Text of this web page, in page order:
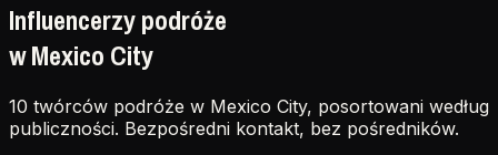
Influencerzy podróże
w Mexico City
10 twórców podróże w Mexico City, posortowani według
publiczności. Bezpośredni kontakt, bez pośredników.